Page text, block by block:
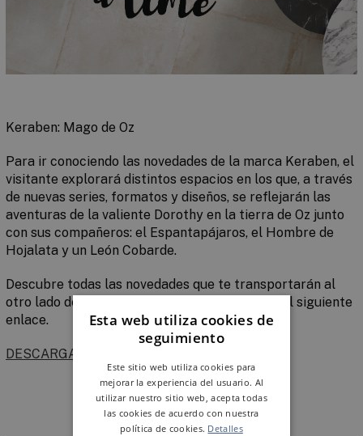
Keraben: Mago de Oz
Para ir conociendo las novedades de la marca Keraben, el
visitante explorará distintos espacios en los que, a través
de nuevas series, formatos y diseños, se reflejarán las
aventuras de la valiente Dorothy en la tierra de Oz junto
con sus compañeros: el Espantapájaros, el Hombre de
Hojalata y un León Cobarde.
Descubre todas las novedades que te transportarán al
otro lado del arcoíris. Consigue tu entrada en el siguiente
enlace.
DESCARGA TU ENTRADA
Esta web utiliza cookies de
seguimiento
Este sitio web utiliza cookies para
mejorar la experiencia del usuario. Al
utilizar nuestro sitio web, acepta todas
las cookies de acuerdo con nuestra
política de cookies. Detalles